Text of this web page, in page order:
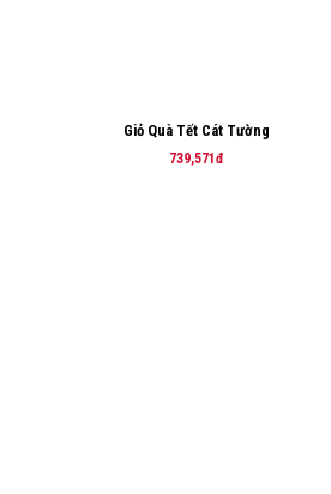
Giỏ Quà Tết Cát Tường
739,571đ